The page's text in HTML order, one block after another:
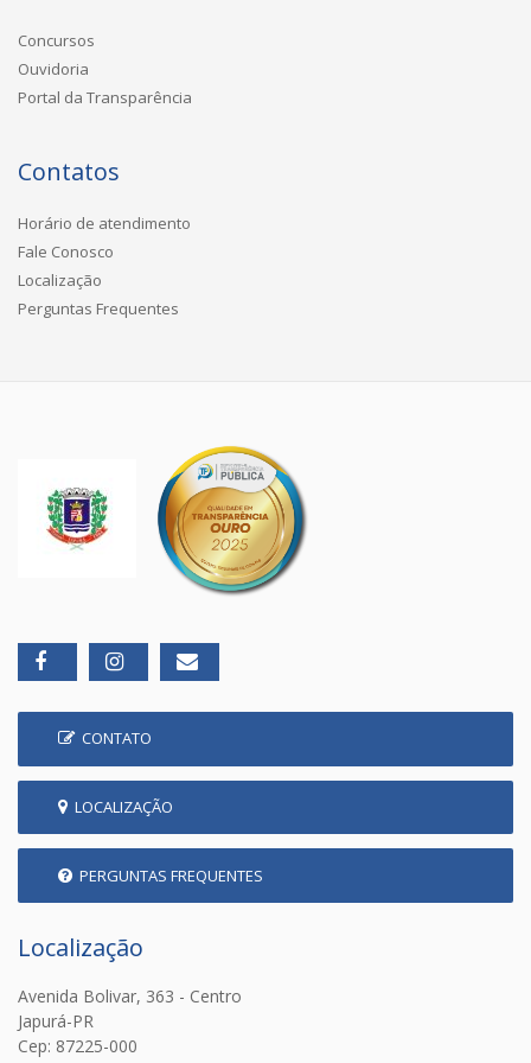
Concursos
Ouvidoria
Portal da Transparência
Contatos
Horário de atendimento
Fale Conosco
Localização
Perguntas Frequentes
CONTATO
LOCALIZAÇÃO
PERGUNTAS FREQUENTES
Localização
Avenida Bolivar, 363 - Centro
Japurá-PR
Cep: 87225-000